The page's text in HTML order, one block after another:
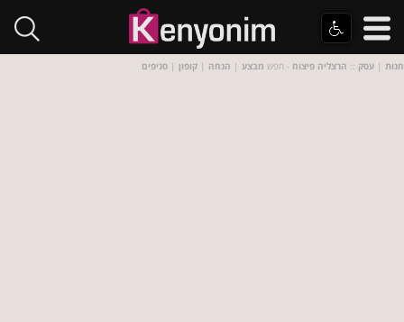
חנות | עסק :: הרצליה פיצוח - חפש מבצע | הנחה | קופון | סניפים